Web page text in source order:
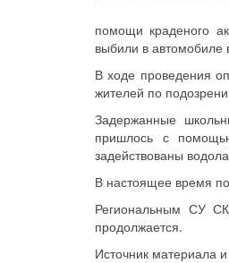
помощи краденого
выбили в автомобиле
В ходе проведения
жителей по
Задержанные
пришлось с
задействованы
В настоящее время
Региональным СУ
продолжается.
Источник материала